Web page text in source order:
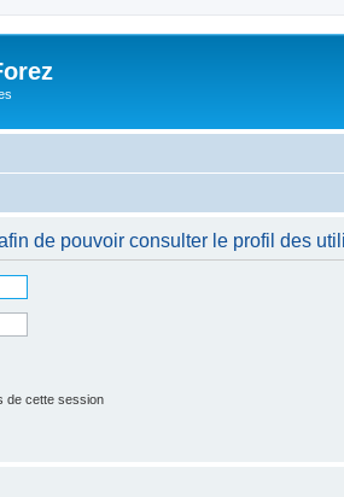
de pouvoir consulter le profil des
de cette session